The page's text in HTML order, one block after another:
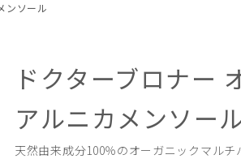
ンソール
ドクターブロナー
アルニカメンソー
天然由来成分100％のオーガニックマルチ